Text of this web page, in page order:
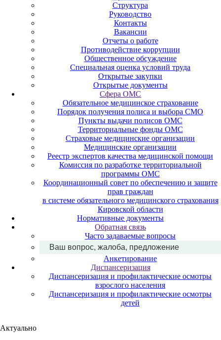
Структура
Руководство
Контакты
Вакансии
Отчеты о работе
Противодействие коррупции
Общественное обсуждение
Специальная оценка условий труда
Открытые закупки
Открытые документы
Сфера ОМС
Обязательное медицинское страхование
Порядок получения полиса и выбора СМО
Пункты выдачи полисов ОМС
Территориальные фонды ОМС
Страховые медицинские организации
Медицинские организации
Реестр экспертов качества медицинской помощи
Комиссия по разработке территориальной
программы ОМС
Координационный совет по обеспечению и защите
прав граждан
в системе обязательного медицинского страхования
Кировской области
Нормативные документы
Обратная связь
Часто задаваемые вопросы
Ваш вопрос, жалоба, предложение
Анкетирование
Диспансеризация
Диспансеризация и профилактические осмотры
взрослого населения
Диспансеризация и профилактические осмотры
детей
Актуально